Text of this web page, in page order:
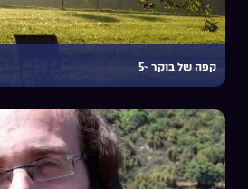
קפה של בוקר ~5